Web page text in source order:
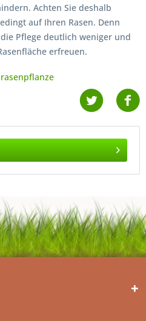
Achten Sie deshalb
auf Ihren Rasen. Denn
Pflege deutlich weniger und
erfreuen.
rasenpflanze